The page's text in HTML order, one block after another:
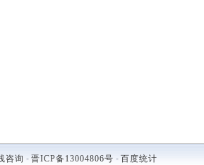
- 晋ICP备13004806号 - 百度统计